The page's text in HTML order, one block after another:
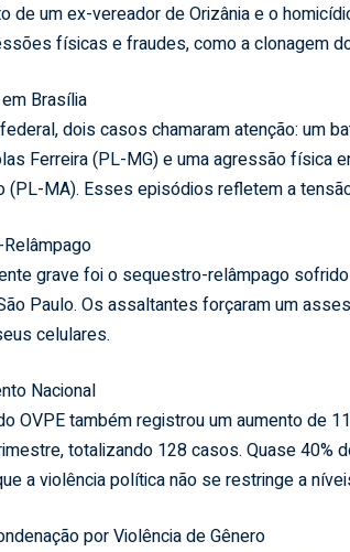
de um ex-vereador de Orizânia e o
físicas e fraudes, como a clonagem
Brasília
dois casos chamaram atenção: um
Ferreira (PL-MG) e uma agressão física
(PL-MA). Esses episódios refletem a
grave foi o sequestro-relâmpago
Paulo. Os assaltantes forçaram um
celulares.
Nacional
OVPE também registrou um aumento de
totalizando 128 casos. Quase
a violência política não se restringe a
por Violência de Gênero